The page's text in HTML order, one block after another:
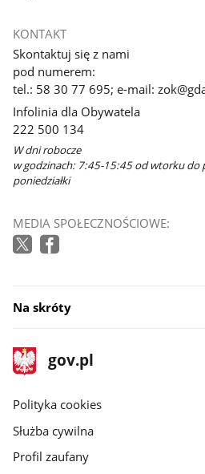
KONTAKT
Skontaktuj się z nami
pod numerem:
tel.: 58 30 77 695; e-mail:
Infolinia dla Obywatela
222 500 134
W dni robocze
w godzinach: 7:45-15:45 od wtorku do
poniedziałki
MEDIA SPOŁECZNOŚCIOWE:
Na skróty
stopka
gov.pl
Strona
gov.pl
gov.pl
Polityka cookies
Służba cywilna
Profil zaufany